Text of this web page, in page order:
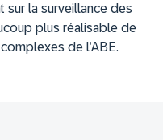
sur la surveillance des
plus réalisable de
de l’ABE.